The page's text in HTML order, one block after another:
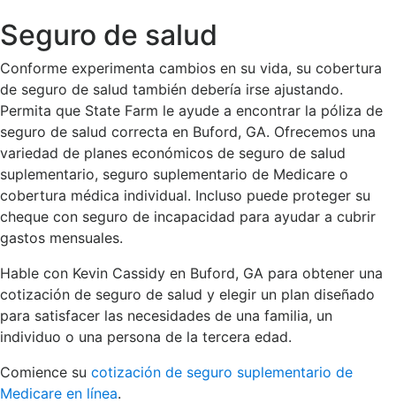
Seguro de salud
Conforme experimenta cambios en su vida, su cobertura
de seguro de salud también debería irse ajustando.
Permita que State Farm le ayude a encontrar la póliza de
seguro de salud correcta en Buford, GA. Ofrecemos una
variedad de planes económicos de seguro de salud
suplementario, seguro suplementario de Medicare o
cobertura médica individual. Incluso puede proteger su
cheque con seguro de incapacidad para ayudar a cubrir
gastos mensuales.
Hable con Kevin Cassidy en Buford, GA para obtener una
cotización de seguro de salud y elegir un plan diseñado
para satisfacer las necesidades de una familia, un
individuo o una persona de la tercera edad.
Comience su cotización de seguro suplementario de
Medicare en línea.